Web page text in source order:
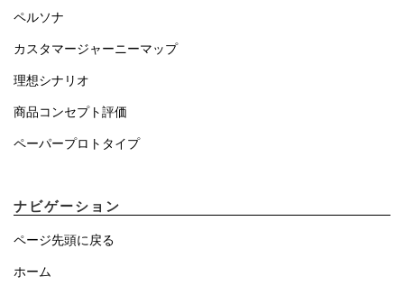
ペルソナ
カスタマージャーニーマップ
理想シナリオ
商品コンセプト評価
ペーパープロトタイプ
ナビゲーション
ページ先頭に戻る
ホーム